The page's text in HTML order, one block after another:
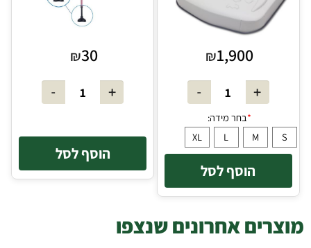
₪1,900
הוסף לסל
₪30
הוסף לסל
מוצרים אחרונים שנצפו